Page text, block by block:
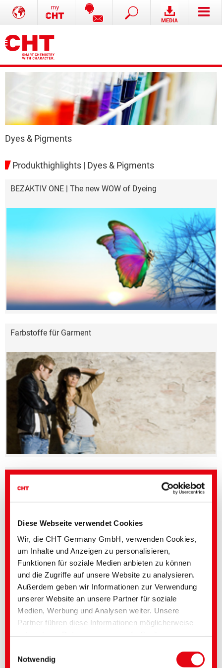
Diese Webseite verwendet Cookies
Wir, die CHT Germany GmbH, verwenden Cookies,
um Inhalte und Anzeigen zu personalisieren,
Funktionen für soziale Medien anbieten zu können
und die Zugriffe auf unsere Website zu analysieren.
Außerdem geben wir Informationen zur Verwendung
unserer Website an unsere Partner für soziale
Medien, Werbung und Analysen weiter. Unsere
Partner führen diese Informationen möglicherweise
Nutzung der Dienste gesammelt wurden. Sie geben
Notwendig
Dyes & Pigments
Produkthighlights | Dyes & Pigments
BEZAKTIV ONE | The new WOW of Dyeing
Farbstoffe für Garment
BEZAFLUOR FF | Fluoreszierende formaldehydfreie
Pigmente
BEMACRON HP-LTD | Niedertemperaturfärben von PES